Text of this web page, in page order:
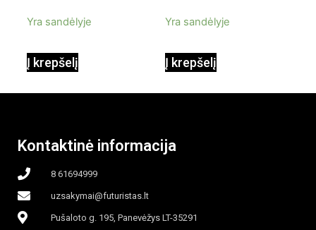
garinamasis,
apšvietimas
Yra sandėlyje
Į krepšelį
Yra sandėlyje
Į krepšelį
Kontaktinė informacija
8 61694999
uzsakymai@futuristas.lt
Pušaloto g. 195, Panevėžys LT-35291